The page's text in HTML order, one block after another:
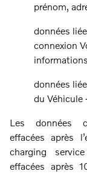
prénom,
données
connexion
données
du Véhicule
Les données
effacées après
charging
effacées après